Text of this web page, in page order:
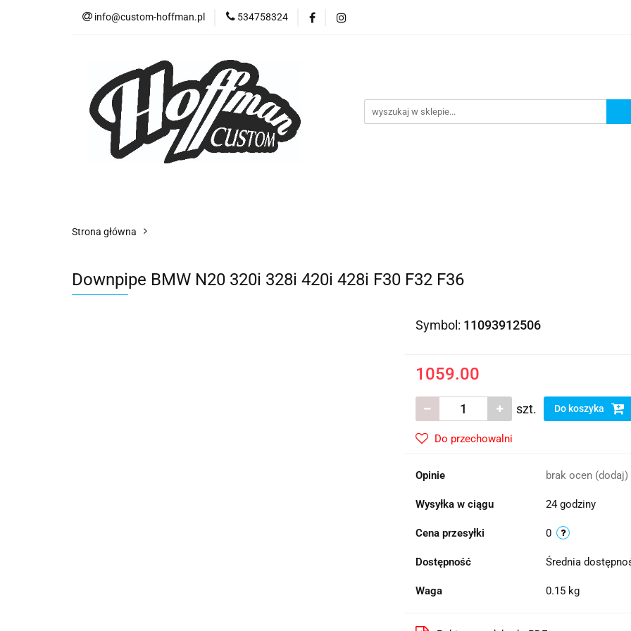
info@custom-hoffman.pl 534758324
TIP Downpipe
Akcesoria i stal nierdzewna
Strona główna
Downpipe BMW N20 320i 328i 420i 428i F30 F32 F36
Symbol: 11093912506
1059.00
szt. Do koszyka
Do przechowalni
Opinie brak ocen (dodaj)
Wysyłka w ciągu 24 godziny
Cena przesyłki 0
Dostępność Średnia
Waga 0.15 kg